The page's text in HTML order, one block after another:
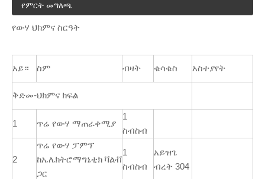
የምርት መግለጫ
የውሃ ህክምና ስርዓት
አይ። ስም ብዛት ቁሳቁስ አስተያየት
ቅድመ-ህክምና ክፍል
1 ጥሬ የውሃ ማጠራቀሚያ
1
ስብስብ
2
ጥሬ የውሃ ፓምፕ
ከኤሌክትሮማግኔቲክ ቫልቭ
ጋር
1
ስብስብ
አይዝጌ
ብረት 304